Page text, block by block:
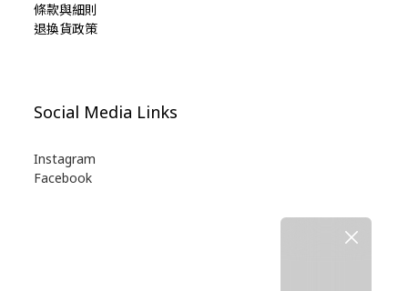
條款與細則
退換貨政策
Social Media Links
Instagram
Facebook